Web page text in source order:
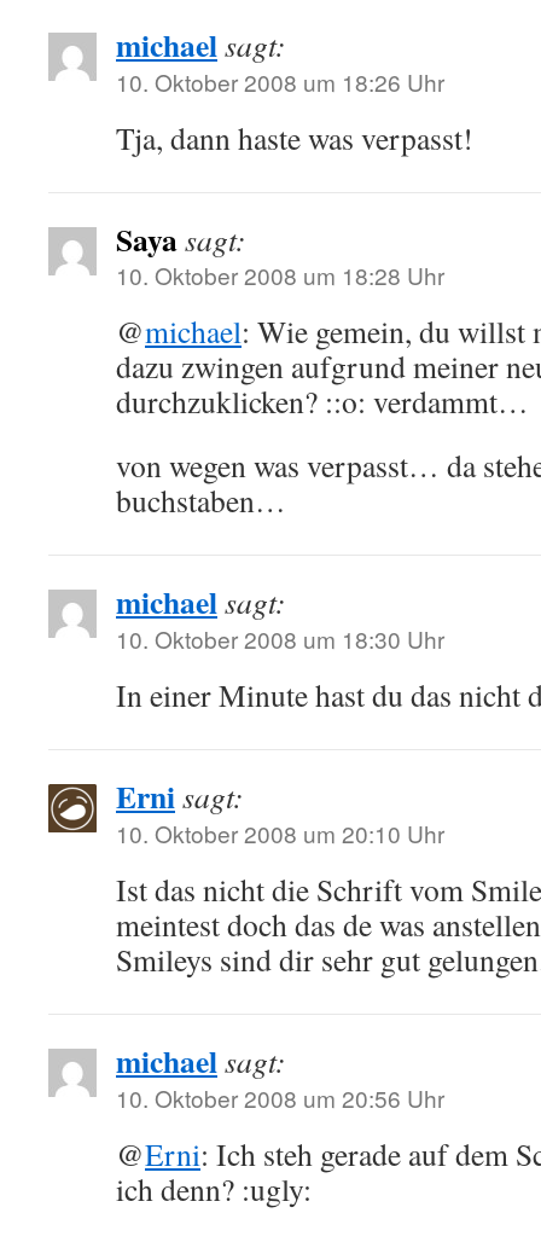
michaelsagt:
10. Oktober 2008 um 18:26 Uhr
Tja, dann haste was verpasst!
Sayasagt:
10. Oktober 2008 um 18:28 Uhr
@michael: Wie gemein, du willst
dazu zwingen aufgrund meiner
durchzuklicken? ::o: verdammt…
von wegen was verpasst… da
buchstaben…
michaelsagt:
10. Oktober 2008 um 18:30 Uhr
In einer Minute hast du das nicht
Ernisagt:
10. Oktober 2008 um 20:10 Uhr
Ist das nicht die Schrift vom
meintest doch das de was
Smileys sind dir sehr gut
michaelsagt:
10. Oktober 2008 um 20:56 Uhr
@Erni: Ich steh gerade auf dem
ich denn? :ugly: